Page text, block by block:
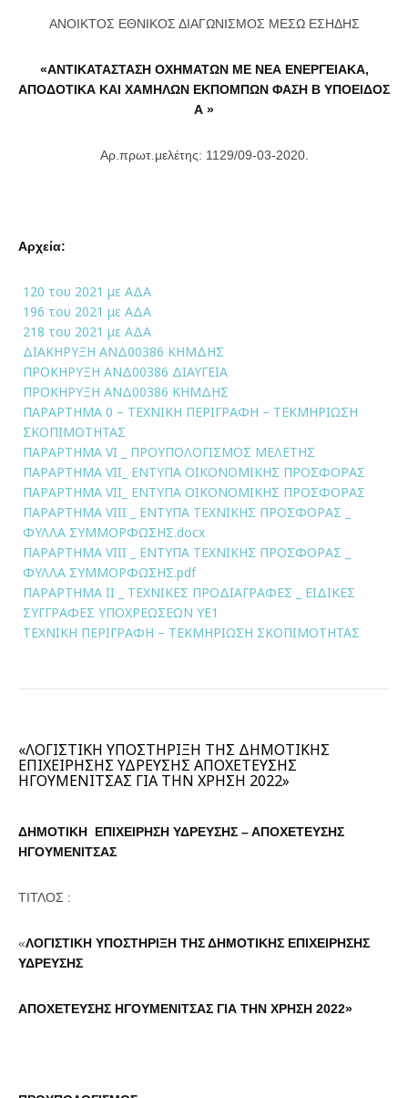
ΑΝΟΙΚΤΟΣ ΕΘΝΙΚΟΣ ΔΙΑΓΩΝΙΣΜΟΣ ΜΕΣΩ ΕΣΗΔΗΣ
«ΑΝΤΙΚΑΤΑΣΤΑΣΗ ΟΧΗΜΑΤΩΝ ΜΕ ΝΕΑ ΕΝΕΡΓΕΙΑΚΑ,
ΑΠΟΔΟΤΙΚΑ ΚΑΙ ΧΑΜΗΛΩΝ ΕΚΠΟΜΠΩΝ ΦΑΣΗ Β ΥΠΟΕΙΔΟΣ
Α »
Αρ.πρωτ.μελέτης: 1129/09-03-2020.
Αρχεία:
120 του 2021 με ΑΔΑ
196 του 2021 με ΑΔΑ
218 του 2021 με ΑΔΑ
ΔΙΑΚΗΡΥΞΗ ΑΝΔ00386 ΚΗΜΔΗΣ
ΠΡΟΚΗΡΥΞΗ ΑΝΔ00386 ΔΙΑΥΓΕΙΑ
ΠΡΟΚΗΡΥΞΗ ΑΝΔ00386 ΚΗΜΔΗΣ
ΠΑΡΑΡΤΗΜΑ 0 – ΤΕΧΝΙΚΗ ΠΕΡΙΓΡΑΦΗ – ΤΕΚΜΗΡΙΩΣΗ
ΣΚΟΠΙΜΟΤΗΤΑΣ
ΠΑΡΑΡΤΗΜΑ VI _ ΠΡΟΥΠΟΛΟΓΙΣΜΟΣ ΜΕΛΕΤΗΣ
ΠΑΡΑΡΤΗΜΑ VII_ ΕΝΤΥΠΑ ΟΙΚΟΝΟΜΙΚΗΣ ΠΡΟΣΦΟΡΑΣ
ΠΑΡΑΡΤΗΜΑ VII_ ΕΝΤΥΠΑ ΟΙΚΟΝΟΜΙΚΗΣ ΠΡΟΣΦΟΡΑΣ
ΠΑΡΑΡΤΗΜΑ VIII _ ΕΝΤΥΠΑ ΤΕΧΝΙΚΗΣ ΠΡΟΣΦΟΡΑΣ _
ΦΥΛΛΑ ΣΥΜΜΟΡΦΩΣΗΣ.docx
ΠΑΡΑΡΤΗΜΑ VIII _ ΕΝΤΥΠΑ ΤΕΧΝΙΚΗΣ ΠΡΟΣΦΟΡΑΣ _
ΦΥΛΛΑ ΣΥΜΜΟΡΦΩΣΗΣ.pdf
ΠΑΡΑΡΤΗΜΑ ΙΙ _ ΤΕΧΝΙΚΕΣ ΠΡΟΔΙΑΓΡΑΦΕΣ _ ΕΙΔΙΚΕΣ
ΣΥΓΓΡΑΦΕΣ ΥΠΟΧΡΕΩΣΕΩΝ YE1
ΤΕΧΝΙΚΗ ΠΕΡΙΓΡΑΦΗ – ΤΕΚΜΗΡΙΩΣΗ ΣΚΟΠΙΜΟΤΗΤΑΣ
«ΛΟΓΙΣΤΙΚΗ ΥΠΟΣΤΗΡΙΞΗ ΤΗΣ ΔΗΜΟΤΙΚΗΣ
ΕΠΙΧΕΙΡΗΣΗΣ ΥΔΡΕΥΣΗΣ ΑΠΟΧΕΤΕΥΣΗΣ
ΗΓΟΥΜΕΝΙΤΣΑΣ ΓΙΑ ΤΗΝ ΧΡΗΣΗ 2022»
ΔΗΜΟΤΙΚΗ ΕΠΙΧΕΙΡΗΣΗ ΥΔΡΕΥΣΗΣ – ΑΠΟΧΕΤΕΥΣΗΣ
ΗΓΟΥΜΕΝΙΤΣΑΣ
ΤΙΤΛΟΣ :
«ΛΟΓΙΣΤΙΚΗ ΥΠΟΣΤΗΡΙΞΗ ΤΗΣ ΔΗΜΟΤΙΚΗΣ ΕΠΙΧΕΙΡΗΣΗΣ
ΥΔΡΕΥΣΗΣ
ΑΠΟΧΕΤΕΥΣΗΣ ΗΓΟΥΜΕΝΙΤΣΑΣ ΓΙΑ ΤΗΝ ΧΡΗΣΗ 2022»